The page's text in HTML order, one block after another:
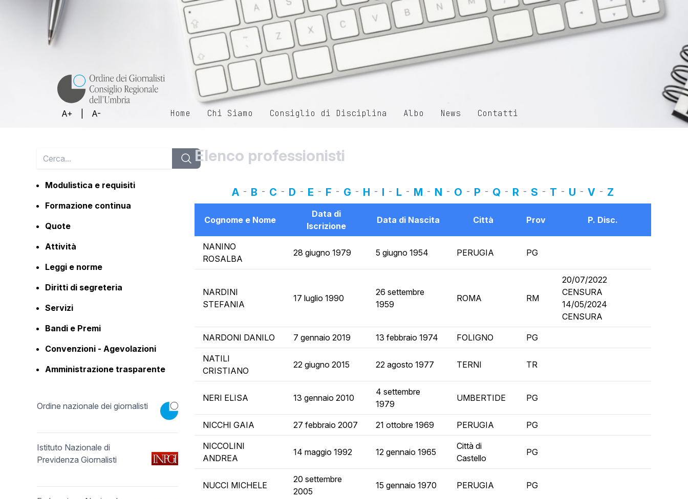
A+ A- Home Chi Siamo Consiglio di Disciplina Albo News Contatti
Modulistica e requisiti
Formazione continua
Quote
Attività
Leggi e norme
Diritti di segreteria
Servizi
Bandi e Premi
Convenzioni - Agevolazioni
Amministrazione trasparente
Ordine nazionale dei giornalisti
Istituto Nazionale di
Previdenza Giornalisti
Elenco professionisti
A - B - C - D - E - F - G - H - I - L - M - N - O - P - Q - R - S - T - U - V - Z
Cognome e Nome
Data di
Iscrizione
Data di Nascita Città Prov P. Disc.
NANINO
ROSALBA
28 giugno 1979 5 giugno 1954 PERUGIA PG
NARDINI
STEFANIA
17 luglio 1990
26 settembre
1959
ROMA RM
20/07/2022
CENSURA
14/05/2024
CENSURA
NARDONI DANILO 7 gennaio 2019 13 febbraio 1974 FOLIGNO PG
NATILI
CRISTIANO
22 giugno 2015 22 agosto 1977 TERNI TR
NERI ELISA 13 gennaio 2010
4 settembre
1979
UMBERTIDE PG
NICCHI GAIA 27 febbraio 2007 21 ottobre 1969 PERUGIA PG
NICCOLINI
ANDREA
14 maggio 1992 12 gennaio 1965
Città di
Castello
PG
NUCCI MICHELE
20 settembre
2005
15 gennaio 1970 PERUGIA PG